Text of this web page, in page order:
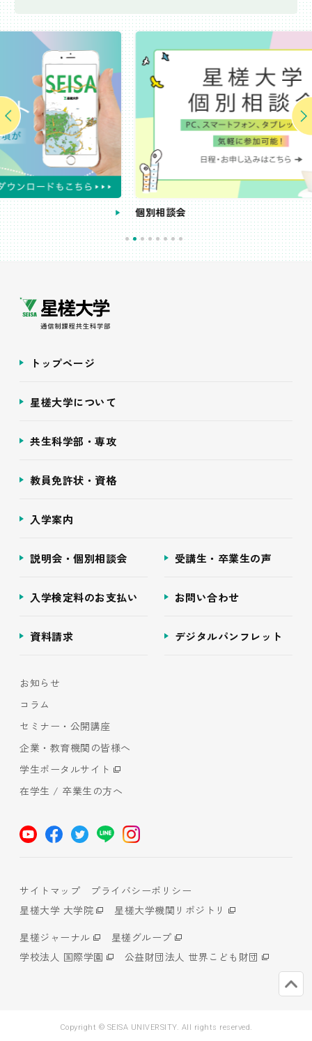
個別相談会
トップページ
星槎大学について
共生科学部・専攻
教員免許状・資格
入学案内
説明会・個別相談会 受講生・卒業生の声
入学検定料のお支払い お問い合わせ
資料請求 デジタルパンフレット
お知らせ
コラム
セミナー・公開講座
企業・教育機関の皆様へ
学生ポータルサイト
在学生 / 卒業生の方へ
サイトマップ
プライバシーポリシー
星槎大学 大学院
星槎大学機関リポジトリ
星槎ジャーナル
星槎グループ
学校法人 国際学園
公益財団法人 世界こども財団
Copyright © SEISA UNIVERSITY. All rights reserved.